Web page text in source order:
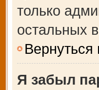
только
остальных
Вернуться
Я забыл